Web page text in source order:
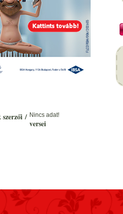
szerzői / Nincs adat!
versei